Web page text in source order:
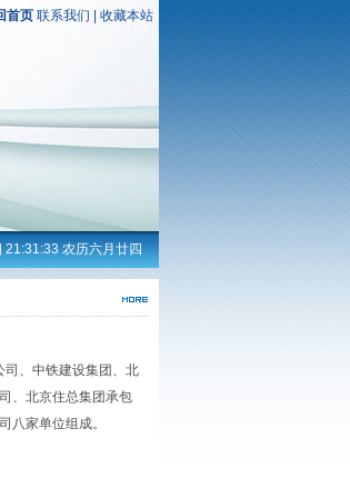
首页 联系我们 收藏本站
农历六月廿四
、中铁建设集团、北
、北京住总集团承包
八家单位组成。